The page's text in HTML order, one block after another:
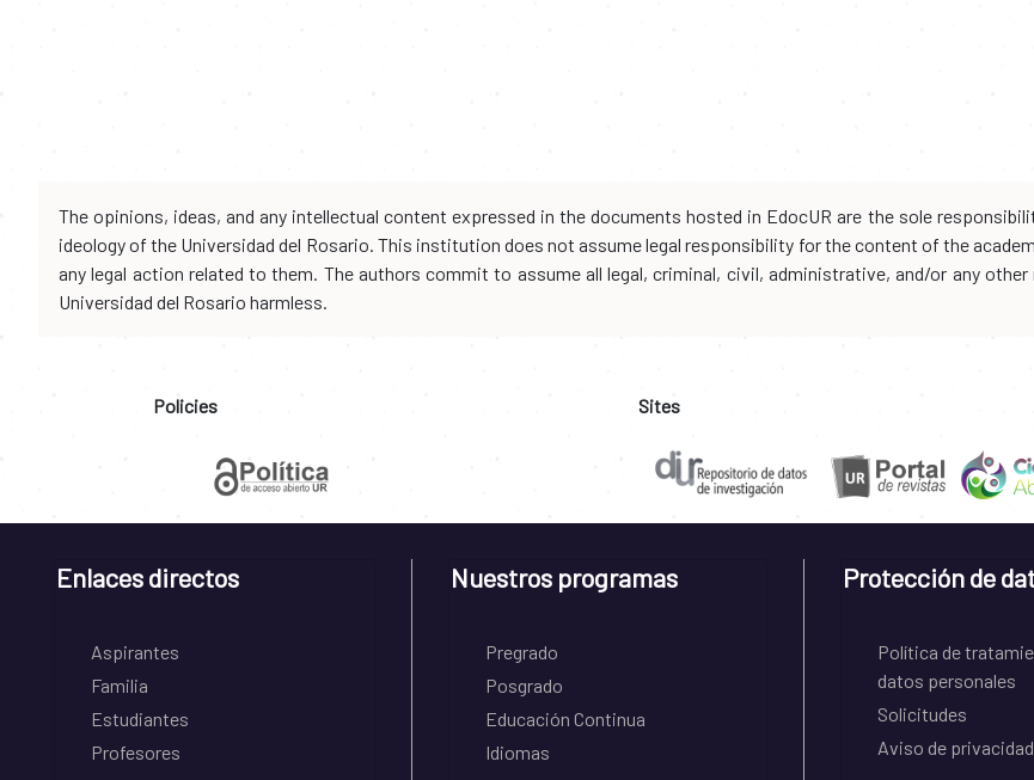
The opinions, ideas, and any intellectual content expressed in the documents hosted in EdocUR are the sole
ideology of the Universidad del Rosario. This institution does not assume legal responsibility for the content of the
any legal action related to them. The authors commit to assume all legal, criminal, civil, administrative, and/or any
Universidad del Rosario harmless.
Policies Sites
Enlaces directos
Aspirantes
Familia
Estudiantes
Profesores
Nuestros programas
Pregrado
Posgrado
Educación Continua
Idiomas
Protección de
Política de
datos personales
Solicitudes
Aviso de privacidad